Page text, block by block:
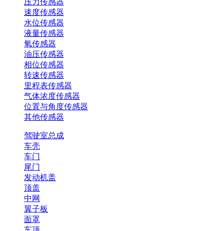
压力传感器
速度传感器
水位传感器
液量传感器
氧传感器
油压传感器
相位传感器
转速传感器
里程表传感器
气体浓度传感器
位置与角度传感器
其他传感器
驾驶室总成
车壳
车门
尾门
发动机盖
顶盖
中网
翼子板
面罩